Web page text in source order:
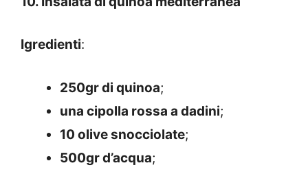
Igredienti:
250gr di quinoa;
una cipolla rossa a dadini;
10 olive snocciolate;
500gr d’acqua;